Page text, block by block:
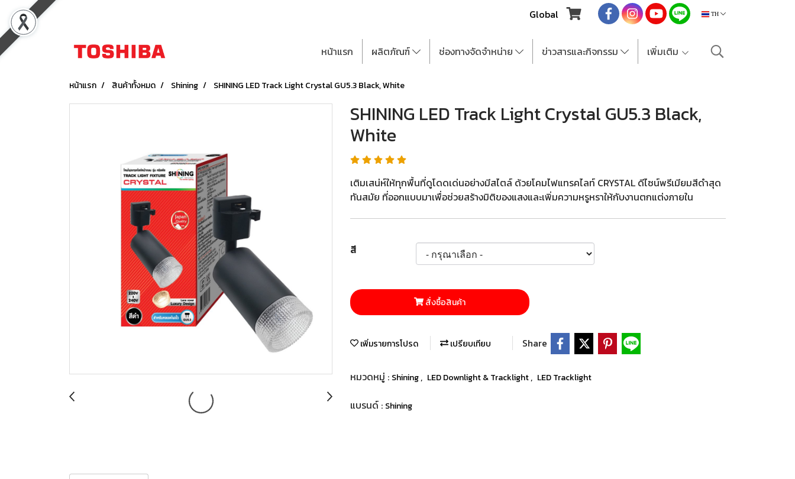
Global TH
หน้าแรก ผลิตภัณฑ์ ช่องทางจัดจำหน่าย ข่าวสารและกิจกรรม เพิ่มเติม
หน้าแรก สินค้าทั้งหมด Shining SHINING LED Track Light Crystal GU5.3 Black, White
SHINING LED Track Light Crystal GU5.3 Black,
White
เติมเสน่ห์ให้ทุกพื้นที่ดูโดดเด่นอย่างมีสไตล์ ด้วยโคมไฟแทรคไลท์ CRYSTAL ดีไซน์พรีเมียมสีดำสุด
ทันสมัย ที่ออกแบบมาเพื่อช่วยสร้างมิติของแสงและเพิ่มความหรูหราให้กับงานตกแต่งภายใน
สี
สั่งซื้อสินค้า
เพิ่มรายการโปรด เปรียบเทียบ Share
หมวดหมู่ : Shining, LED Downlight & Tracklight, LED Tracklight
แบรนด์ : Shining